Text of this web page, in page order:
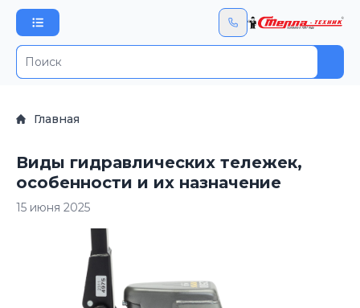
Главная
Виды гидравлических тележек,
особенности и их назначение
15 июня 2025